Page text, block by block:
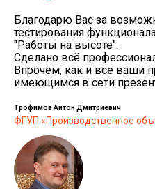
Благодарю Вас за
тестирования
"Работы на высоте".
Сделано всё
Впрочем, как и все ваши
имеющимся в сети
Трофимов Антон Дмитриевич
ФГУП «Производственное